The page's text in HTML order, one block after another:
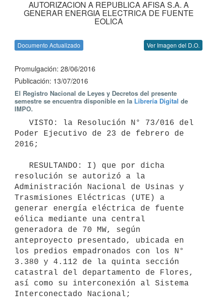
AUTORIZACION A REPUBLICA AFISA S.A. A
GENERAR ENERGIA ELECTRICA DE FUENTE
EOLICA
Documento Actualizado Ver Imagen del D.O.
Promulgación: 28/06/2016
Publicación: 13/07/2016
El Registro Nacional de Leyes y Decretos del presente
semestre se encuentra disponible en la Librería Digital de
IMPO.
Poder Ejecutivo de 23 de febrero de
2016;
resolución se autorizó a la
Administración Nacional de Usinas y
Trasmisiones Eléctricas (UTE) a
generar energía eléctrica de fuente
eólica mediante una central
generadora de 70 MW, según
anteproyecto presentado, ubicada en
los predios empadronados con los N°
3.380 y 4.112 de la quinta sección
catastral del departamento de Flores,
así como su interconexión al Sistema
Interconectado Nacional;